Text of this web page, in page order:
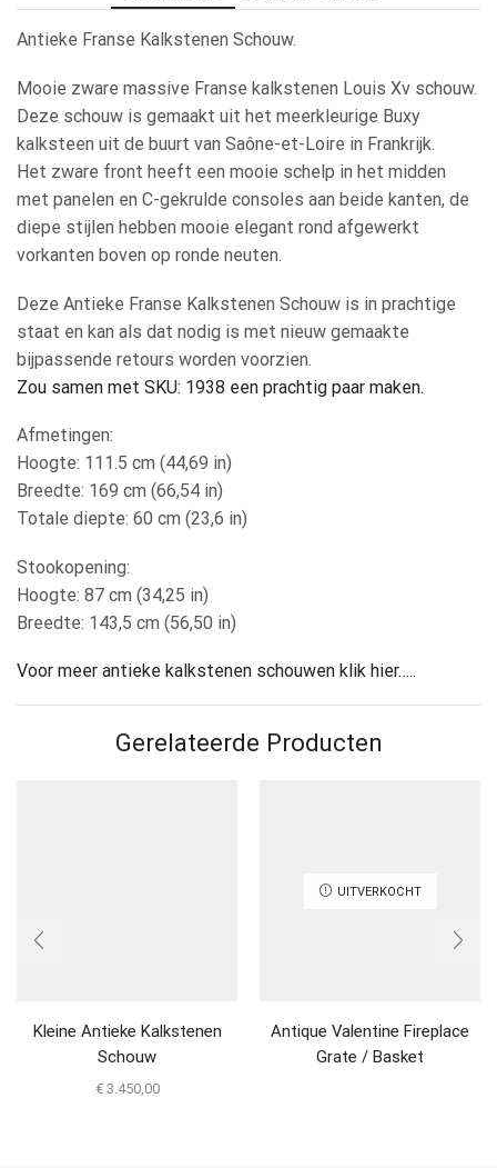
Antieke Franse Kalkstenen Schouw.
Mooie zware massive Franse kalkstenen Louis Xv schouw.
Deze schouw is gemaakt uit het meerkleurige Buxy
kalksteen uit de buurt van Saône-et-Loire in Frankrijk.
Het zware front heeft een mooie schelp in het midden
met panelen en C-gekrulde consoles aan beide kanten, de
diepe stijlen hebben mooie elegant rond afgewerkt
vorkanten boven op ronde neuten.
Deze Antieke Franse Kalkstenen Schouw is in prachtige
staat en kan als dat nodig is met nieuw gemaakte
bijpassende retours worden voorzien.
Zou samen met SKU: 1938 een prachtig paar maken.
Afmetingen:
Hoogte: 111.5 cm (44,69 in)
Breedte: 169 cm (66,54 in)
Totale diepte: 60 cm (23,6 in)
Stookopening:
Hoogte: 87 cm (34,25 in)
Breedte: 143,5 cm (56,50 in)
Voor meer antieke kalkstenen schouwen klik hier…..
Gerelateerde Producten
Kleine Antieke Kalkstenen
Schouw
€3.450,00
UITVERKOCHT
Antique Valentine Fireplace
Grate / Basket